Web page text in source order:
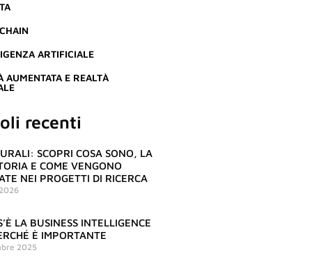
ARTIFICIALE
AUMENTATA E REALTÀ
recenti
SCOPRI COSA SONO, LA
E COME VENGONO
NEI PROGETTI DI RICERCA
LA BUSINESS INTELLIGENCE
È IMPORTANTE
2025